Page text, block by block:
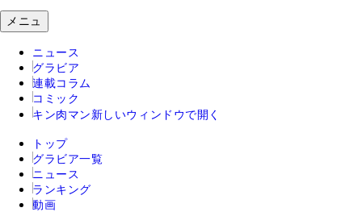
メニュ
ニュース
グラビア
連載コラム
コミック
キン肉マン 新しいウィンドウで開く
トップ
グラビア一覧
ニュース
ランキング
動画